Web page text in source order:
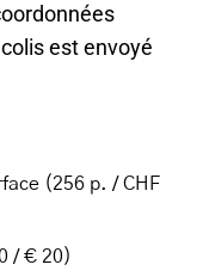
est envoyé
(256 p. / CHF
/ € 20)